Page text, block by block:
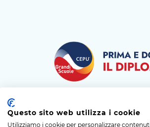
Questo sito web utilizza i cookie
Utilizziamo i cookie per personalizzare